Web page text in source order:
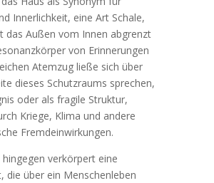
Innerlichkeit, eine Art Schale,
das Außen vom Innen abgrenzt
von Erinnerungen
Atemzug ließe sich über
dieses Schutzraums sprechen,
oder als fragile Struktur,
Kriege, Klima und andere
Fremdeinwirkungen.
verkörpert eine
die über ein Menschenleben